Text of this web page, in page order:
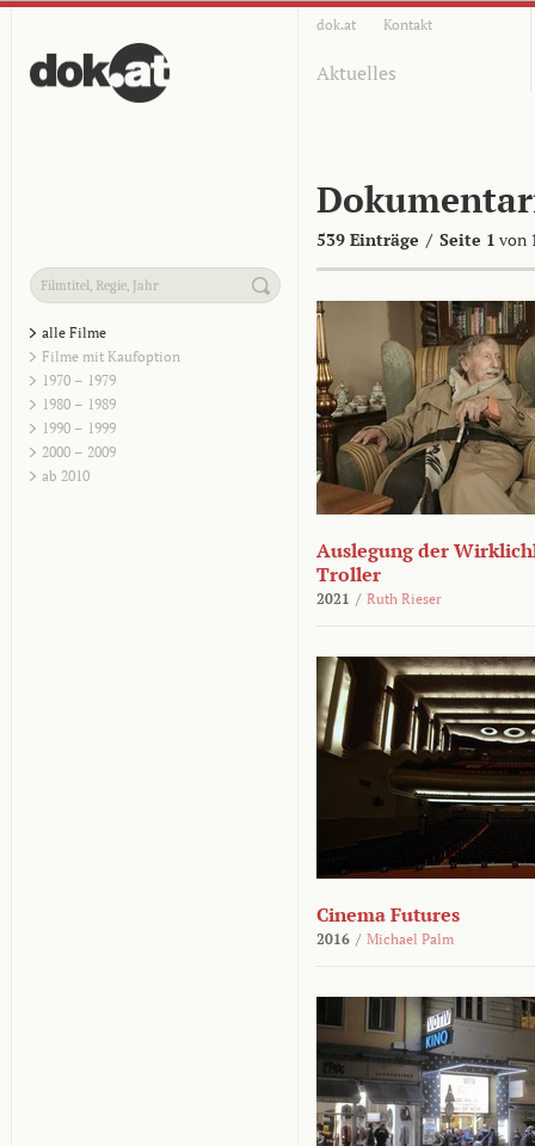
dok.at Kontakt
Aktuelles
539 Einträge / Seite 1 von
alle Filme
Filme mit Kaufoption
1970 – 1979
1980 – 1989
1990 – 1999
2000 – 2009
ab 2010
Auslegung der
Troller
2021 / Ruth Rieser
Cinema Futures
2016 / Michael Palm